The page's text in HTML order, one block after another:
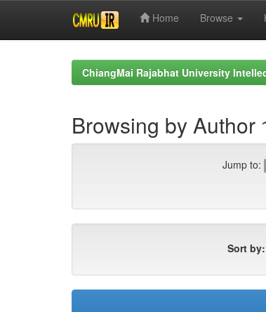
Home Browse
ChiangMai Rajabhat University
Browsing by
Jump to:
Sort by: